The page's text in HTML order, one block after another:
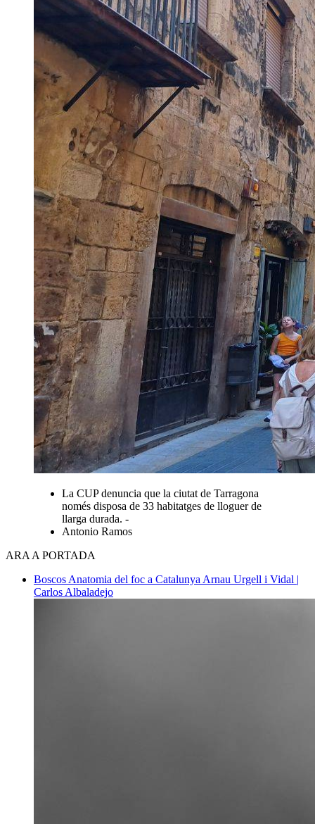
La CUP denuncia que la ciutat de Tarragona
només disposa de 33 habitatges de lloguer de
llarga durada. -
Antonio Ramos
ARA A PORTADA
Boscos Anatomia del foc a Catalunya Arnau Urgell i Vidal |
Carlos Albaladejo